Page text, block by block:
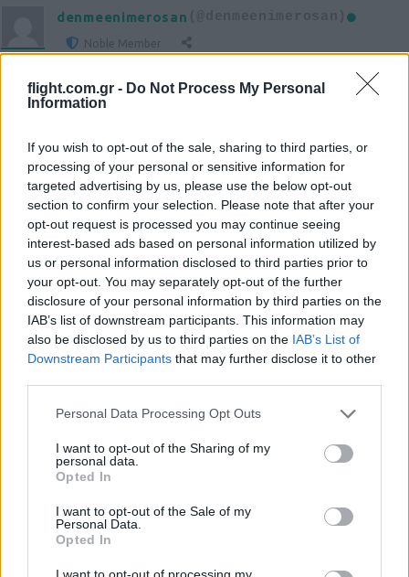
flight.com.gr - Do Not Process My Personal
Information
If you wish to opt-out of the sale, sharing to third parties, or
processing of your personal or sensitive information for
targeted advertising by us, please use the below opt-out
section to confirm your selection. Please note that after your
opt-out request is processed you may continue seeing
interest-based ads based on personal information utilized by
us or personal information disclosed to third parties prior to
your opt-out. You may separately opt-out of the further
disclosure of your personal information by third parties on the
IAB’s list of downstream participants. This information may
also be disclosed by us to third parties on the IAB’s List of
Downstream Participants that may further disclose it to other
Please note that this website/app uses one or more Google
not limited to your visit or usage behaviour. You may click to
grant or deny consent to Google and its third-party tags to
use your data for below specified purposes in below Google
consent section.
Personal Data Processing Opt Outs
I want to opt-out of the Sharing of my
personal data.
Opted In
I want to opt-out of the Sale of my
Personal Data.
Opted In
I want to opt-out of processing my
Ροή Ειδήσεων
denmeenimerosan (@denmeenimerosan)
Noble Member
Ταχείας πήξεως μπετό οχυρού??
Faethon(@faethon)
Active Member
27 Νοεμβρίου 2025 15:55
#700248
Έχετε δει την ταινία Alien να υποθέσω.Θα πέταγα μέσα εκείνο
που κολλάει στη μούρη σου και θα αμπάρωνα τις εξόδους.Τέτοια
τύχη τους αξίζει.Βέβαια μετά άντε να τα ξεκάνεις..
1 Reply